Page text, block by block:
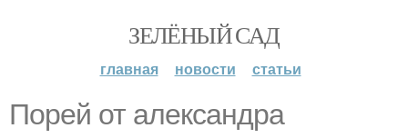
ЗЕЛЁНЫЙ САД
главная новости статьи
Порей от александра